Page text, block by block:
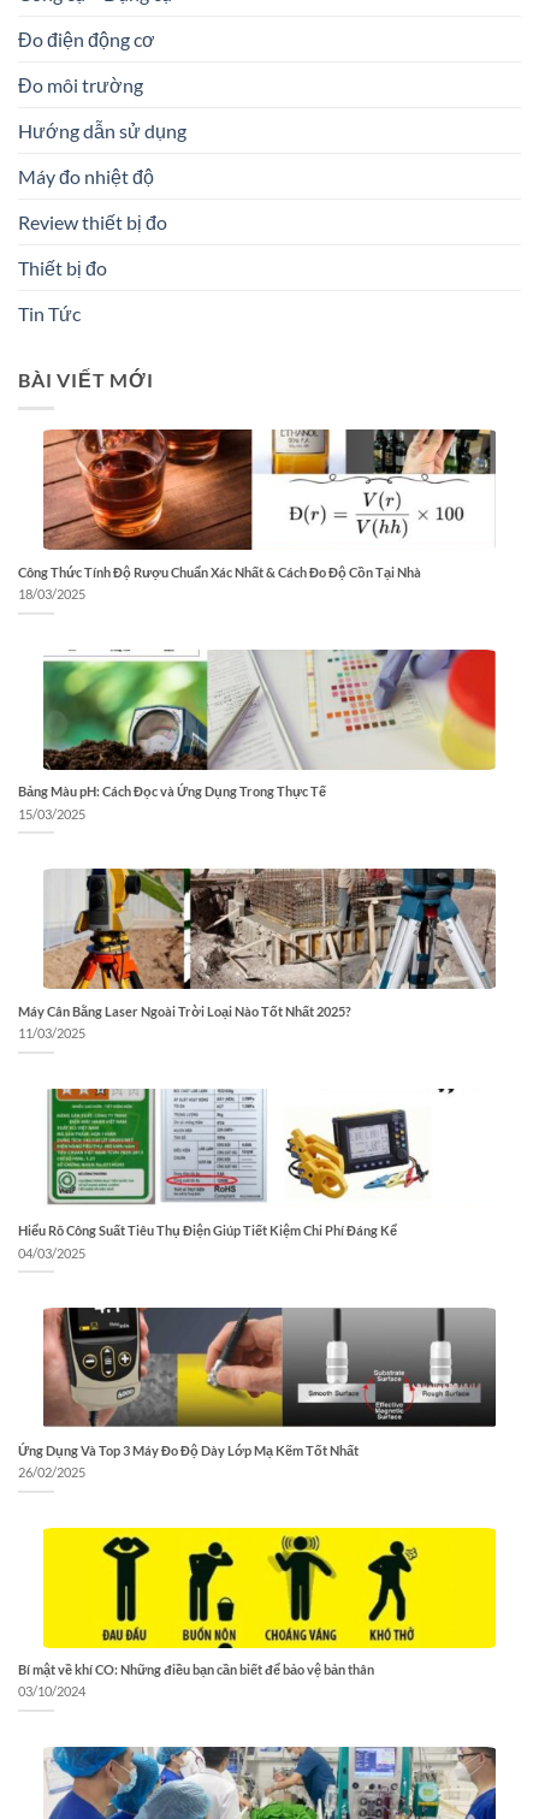
Đo điện động cơ
Đo môi trường
Hướng dẫn sử dụng
Máy đo nhiệt độ
Review thiết bị đo
Thiết bị đo
Tin Tức
BÀI VIẾT MỚI
Công Thức Tính Độ Rượu Chuẩn Xác Nhất & Cách Đo Độ Cồn Tại Nhà
18/03/2025
Bảng Màu pH: Cách Đọc và Ứng Dụng Trong Thực Tế
15/03/2025
Máy Cân Bằng Laser Ngoài Trời Loại Nào Tốt Nhất 2025?
11/03/2025
Hiểu Rõ Công Suất Tiêu Thụ Điện Giúp Tiết Kiệm Chi Phí Đáng Kể
04/03/2025
Ứng Dụng Và Top 3 Máy Đo Độ Dày Lớp Mạ Kẽm Tốt Nhất
26/02/2025
Bí mật về khí CO: Những điều bạn cần biết để bảo vệ bản thân
03/10/2024